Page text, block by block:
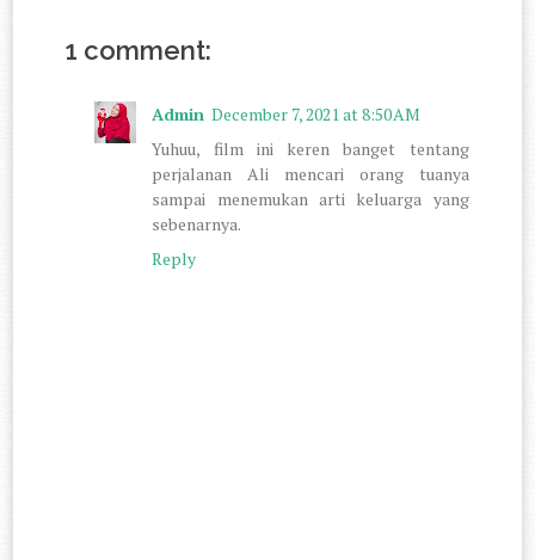
1 comment:
Admin December 7, 2021 at 8:50 AM
Yuhuu, film ini keren banget tentang
perjalanan Ali mencari orang tuanya
sampai menemukan arti keluarga yang
sebenarnya.
Reply